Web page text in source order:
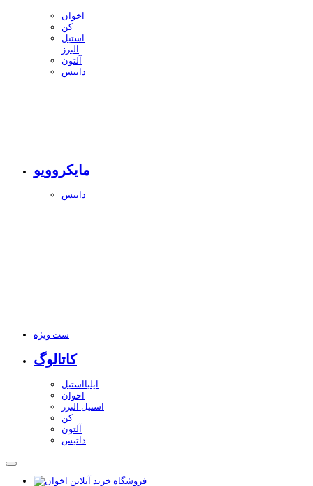
اخوان
کن
استیل
البرز
آلتون
داتیس
مایکروویو
داتیس
ست ویژه
کاتالوگ
ایلیااستیل
اخوان
استیل البرز
کن
آلتون
داتیس